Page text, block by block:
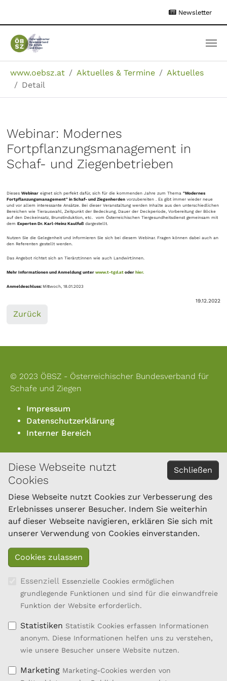
Schließen
Diese Webseite nutzt
Cookies
Diese Webseite nutzt Cookies zur Verbesserung des
Erlebnisses unserer Besucher. Indem Sie weiterhin
auf dieser Webseite navigieren, erklären Sie sich mit
unserer Verwendung von Cookies einverstanden.
Essenziell Essenzielle Cookies ermöglichen
grundlegende Funktionen und sind für die einwandfreie
Funktion der Website erforderlich.
Statistiken Statistik Cookies erfassen Informationen
anonym. Diese Informationen helfen uns zu verstehen,
wie unsere Besucher unsere Website nutzen.
Marketing Marketing-Cookies werden von
Newsletter
www.oebsz.at Aktuelles & Termine
Aktuelles
Detail
Webinar: Modernes
Fortpflanzungsmanagement in
Schaf- und Ziegenbetrieben
Dieses Webinareignet sich perfekt dafür, sich für die kommenden Jahre zum Thema "Modernes
Fortpflanzungsmanagement" in Schaf- und Ziegenherdenvorzubereiten . Es gibt immer wieder neue
und vor allem interessante Ansätze. Bei dieser Veranstaltung werden Inhalte aus den unterschiedlichen
Bereichen wie Tierauswahl, Zeitpunkt der Bedeckung, Dauer der Deckperiode, Vorbereitung der Böcke
auf den Deckeinsatz, Brunstinduktion, etc. vom Österreichischen Tiergesundheitsdienst gemeinsam mit
dem Experten Dr. Karl-Heinz Kaulfußdargestellt.
Nutzen Sie die Gelegenheit und informieren Sie sich bei diesem Webinar. Fragen können dabei auch an
den Referenten gestellt werden.
Das Angebot richtet sich an Tierärzt:innen wie auch Landwirt:innen.
Mehr Informationen und Anmeldung unter www.t-tgd.atoder hier.
Anmeldeschluss: Mittwoch, 18.01.2023
19.12.2022
Zurück
© 2023 ÖBSZ - Österreichischer Bundesverband für
Schafe und Ziegen
Impressum
Datenschutzerklärung
Interner Bereich
KONTAKT
Österreichischer Bundesverband für Schafe und
Ziegen
Dresdner Straße 89/B1/18
1200 Wien
Tel.: 01/334 17 21-40